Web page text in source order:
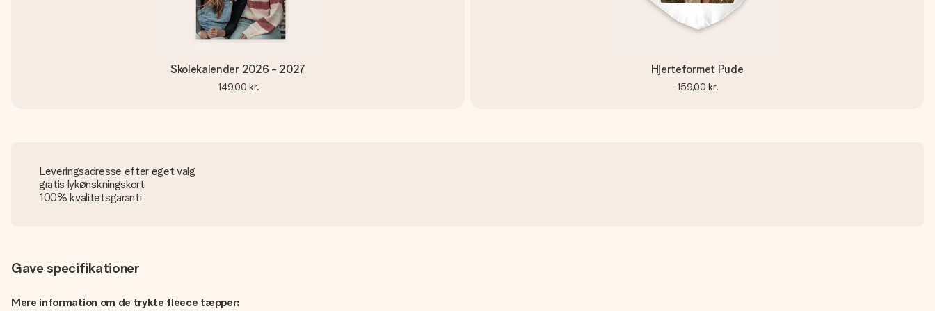
Skolekalender 2026 - 2027
149,00 kr.
Hjerteformet Pude
159,00 kr.
Leveringsadresse efter eget valg
gratis lykønskningskort
100% kvalitetsgaranti
Gave specifikationer
Mere information om de trykte fleece tæpper: